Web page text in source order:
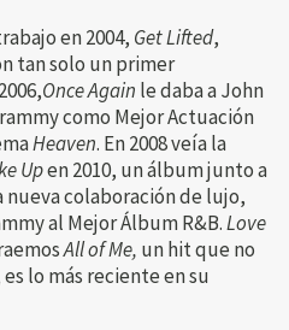
en 2004, Get Lifted,
tan solo un primer
Once Again le daba a John
como Mejor Actuación
Heaven. En 2008 veía la
Upen 2010, un álbum junto a
nueva colaboración de lujo,
al Mejor Álbum R&B.Love
All of Me, un hit que no
lo más reciente en su